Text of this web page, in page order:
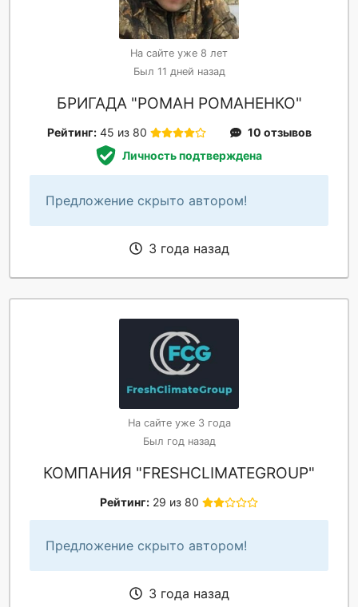
На сайте уже 8 лет
Был 11 дней назад
БРИГАДА "РОМАН РОМАНЕНКО"
Рейтинг: 45 из 80
10 отзывов
Личность подтверждена
Предложение скрыто автором!
3 года назад
На сайте уже 3 года
Был год назад
КОМПАНИЯ "FRESHCLIMATEGROUP"
Рейтинг: 29 из 80
Предложение скрыто автором!
3 года назад